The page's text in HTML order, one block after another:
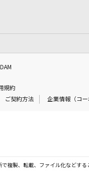
規約
ご契約方法 企業情報（コー
複製、転載、ファイル化などする